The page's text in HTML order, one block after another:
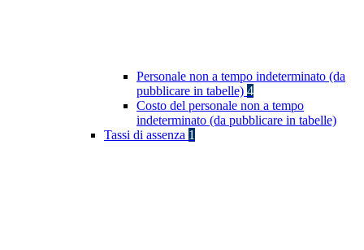
Personale non a tempo indeterminato (da
pubblicare in tabelle) 4
Costo del personale non a tempo
indeterminato (da pubblicare in tabelle)
Tassi di assenza 1